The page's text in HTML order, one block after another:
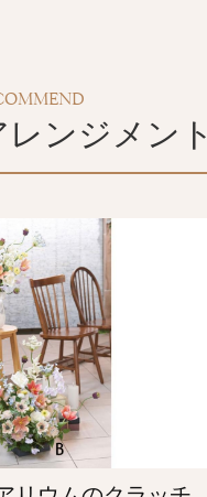
ンジメント